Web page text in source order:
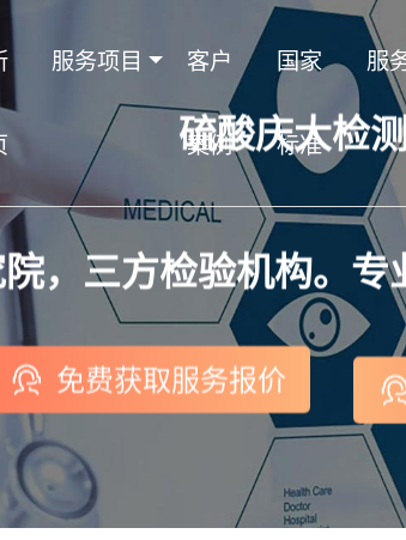
服务项目 客户
案例
国家
标准
服
硫酸庆大检
，三方检验机构。专
免费获取服务报价